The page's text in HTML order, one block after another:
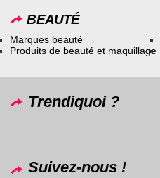
BEAUTÉ
Marques beauté
Produits de beauté et maquillage
Trendiquoi ?
Suivez-nous !